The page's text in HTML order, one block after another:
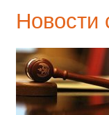
Новости